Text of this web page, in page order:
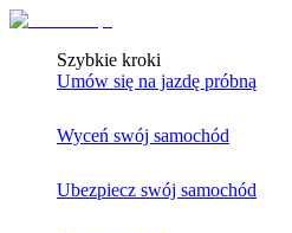
Szybkie kroki
Umów się na jazdę próbną
Wyceń swój samochód
Ubezpiecz swój samochód